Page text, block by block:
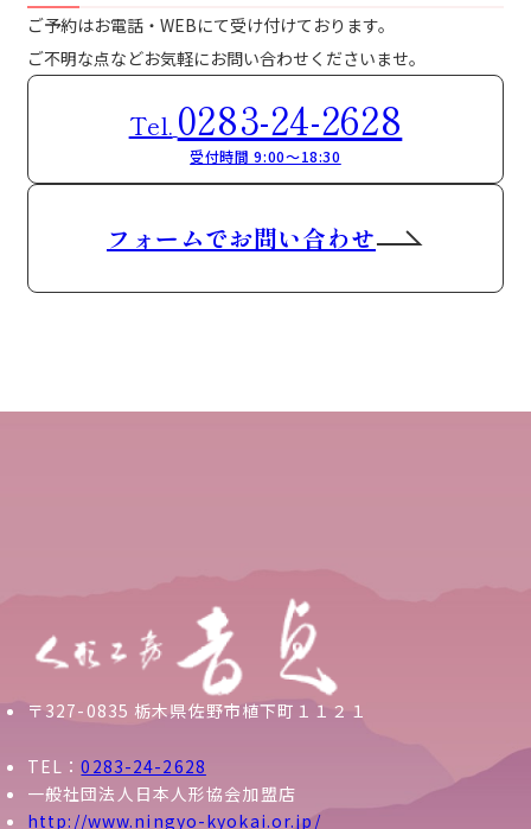
ご予約はお電話・WEBにて受け付けております。
ご不明な点などお気軽にお問い合わせくださいませ。
Tel. 0283-24-2628
受付時間 9:00～18:30
フォームでお問い合わせ
〒327-0835 栃木県佐野市植下町１１２１
TEL：0283-24-2628
一般社団法人日本人形協会加盟店
http://www.ningyo-kyokai.or.jp/